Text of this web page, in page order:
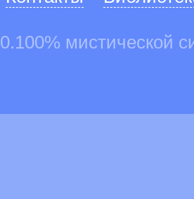
0.100% мистической